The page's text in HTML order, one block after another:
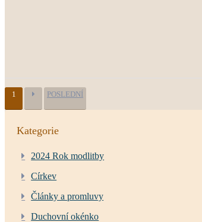
1 POSLEDNÍ
Kategorie
2024 Rok modlitby
Církev
Články a promluvy
Duchovní okénko